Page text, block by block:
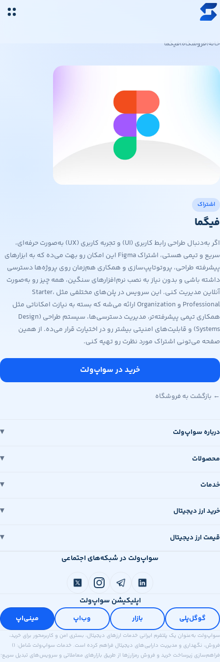
پرش به محتوای اصلی
قیمت ارز دیجیتال
فروشگاه
خانه›فروشگاه›فیگما
اشتراک
فیگما
اگر به‌دنبال طراحی رابط کاربری (UI) و تجربه کاربری (UX) به‌صورت حرفه‌ای،
سریع و تیمی هستی، اشتراک Figma این امکان رو بهت می‌ده که به ابزارهای
پیشرفته طراحی، پروتوتایپ‌سازی و همکاری هم‌زمان روی پروژه‌ها دسترسی
داشته باشی و بدون نیاز به نصب نرم‌افزارهای سنگین، همه چیز رو به‌صورت
آنلاین مدیریت کنی. این سرویس در پلن‌های مختلفی مثل Starter،
Professional و Organization ارائه می‌شه که بسته به نیازت امکاناتی مثل
همکاری تیمی پیشرفته‌تر، مدیریت دسترسی‌ها، سیستم طراحی (Design
Systems) و قابلیت‌های امنیتی بیشتر رو در اختیارت قرار می‌ده. از همین
صفحه می‌تونی اشتراک مورد نظرت رو تهیه کنی.
خرید در سواپ‌ولت
← بازگشت به فروشگاه
درباره سواپ‌ولت
محصولات
خدمات
خرید ارز دیجیتال
قیمت ارز دیجیتال
سواپ‌ولت در شبکه‌های اجتماعی
اپلیکیشن سواپ‌ولت
گوگل‌پلی بازار وب‌اپ مینی‌اپ
سواپ‌ولت به‌عنوان یک پلتفرم ایرانی خدمات ارزهای دیجیتال، بستری امن و کاربرمحور برای خرید،
فروش، نگهداری و مدیریت دارایی‌های دیجیتال فراهم کرده است. خدمات سواپ‌ولت شامل: ۱)
فراهم‌سازی زیرساخت خرید و فروش رمزارزها از طریق بازارهای معاملاتی و سرویس‌های تبدیل سریع؛